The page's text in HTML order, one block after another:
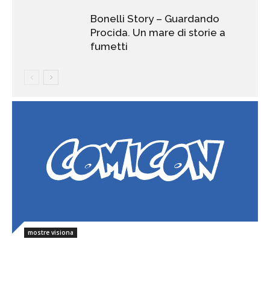
contest
mostre visiona
Bonelli Story – Guardando
Procida. Un mare di storie a
fumetti